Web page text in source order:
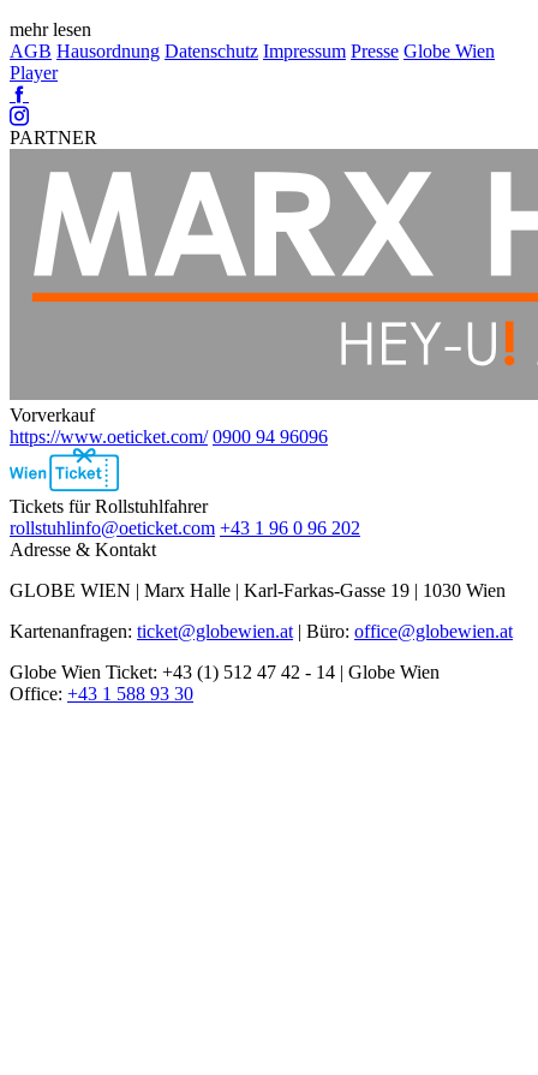
mehr lesen
AGB Hausordnung Datenschutz Impressum Presse Globe Wien
Player
Facebook
Instagram
PARTNER
Vorverkauf
https://www.oeticket.com/ 0900 94 96096
Ebene
2
Tickets für Rollstuhlfahrer
rollstuhlinfo@oeticket.com +43 1 96 0 96 202
Adresse & Kontakt
GLOBE WIEN | Marx Halle | Karl-Farkas-Gasse 19 | 1030 Wien
Kartenanfragen: ticket@globewien.at | Büro: office@globewien.at
Globe Wien Ticket: +43 (1) 512 47 42 - 14 | Globe Wien
Office: +43 1 588 93 30